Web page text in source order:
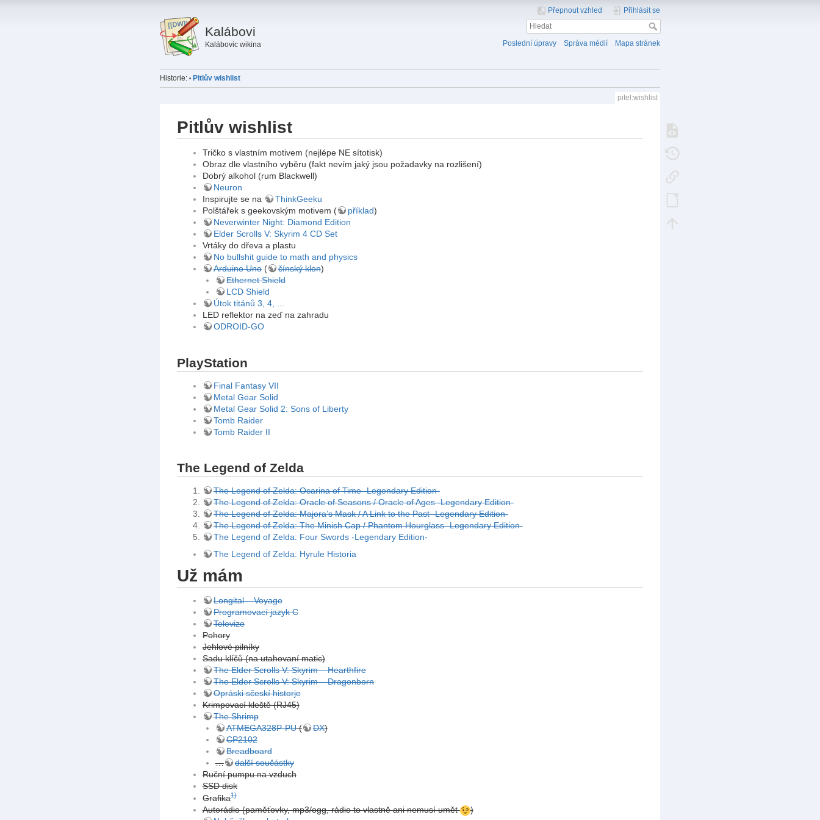
Kalábovi
Kalábovic wikina
Přepnout vzhled Přihlásit se
Poslední úpravy Správa médií Mapa stránek
Historie: • Pitlův wishlist
pitel:wishlist
Pitlův wishlist
Tričko s vlastním motivem (nejlépe NE sítotisk)
Obraz dle vlastního vyběru (fakt nevím jaký jsou požadavky na rozlišení)
Dobrý alkohol (rum Blackwell)
Neuron
Inspirujte se na
ThinkGeeku
Polštářek s geekovským motivem (
příklad)
Neverwinter Night: Diamond Edition
Elder Scrolls V: Skyrim 4 CD Set
Vrtáky do dřeva a plastu
No bullshit guide to math and physics
Arduino Uno( čínský klon)
Ethernet Shield
LCD Shield
Útok titánů 3, 4, ...
LED reflektor na zeď na zahradu
ODROID-GO
PlayStation
Final Fantasy VII
Metal Gear Solid
Metal Gear Solid 2: Sons of Liberty
Tomb Raider
Tomb Raider II
The Legend of Zelda
The Legend of Zelda: Ocarina of Time -Legendary Edition-
The Legend of Zelda: Oracle of Seasons / Oracle of Ages -Legendary Edition-
The Legend of Zelda: Majora’s Mask / A Link to the Past -Legendary Edition-
The Legend of Zelda: The Minish Cap / Phantom Hourglass -Legendary Edition-
The Legend of Zelda: Four Swords -Legendary Edition-
The Legend of Zelda: Hyrule Historia
Už mám
Longital – Voyage
Programovací jazyk C
Televize
Pohory
Jehlové pilníky
Sadu klíčů (na utahovaní matic)
The Elder Scrolls V: Skyrim – Hearthfire
The Elder Scrolls V: Skyrim – Dragonborn
Opráski sčeskí historje
Krimpovací kleště (RJ45)
The Shrimp
ATMEGA328P-PU( DX)
CP2102
Breadboard
…
další součástky
Ruční pumpu na vzduch
SSD disk
Grafika1)
Autorádio (paměťovky, mp3/ogg, rádio to vlastně ani nemusí umět
)